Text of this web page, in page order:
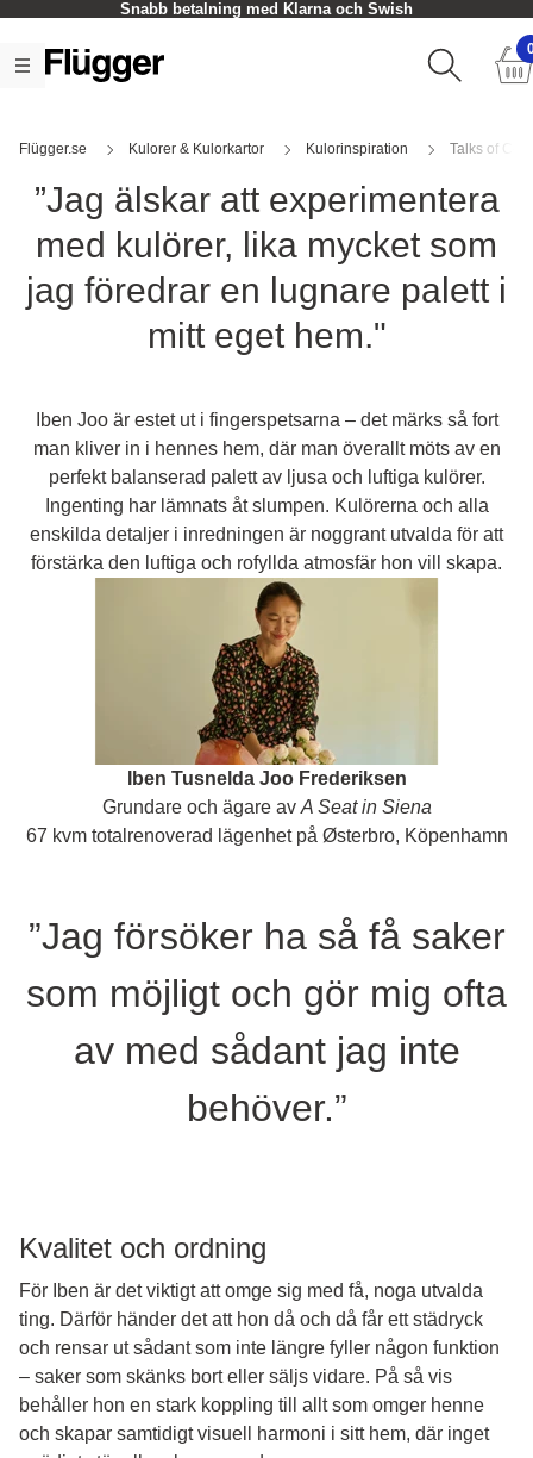
Snabb betalning med Klarna och Swish
Flügger.se Kulorer & Kulorkartor Kulorinspiration Talks of
”Jag älskar att experimentera
med kulörer, lika mycket som
jag föredrar en lugnare palett i
mitt eget hem."
Iben Joo är estet ut i fingerspetsarna – det märks så fort
man kliver in i hennes hem, där man överallt möts av en
perfekt balanserad palett av ljusa och luftiga kulörer.
Ingenting har lämnats åt slumpen. Kulörerna och alla
enskilda detaljer i inredningen är noggrant utvalda för att
förstärka den luftiga och rofyllda atmosfär hon vill skapa.
Iben Tusnelda Joo Frederiksen
Grundare och ägare av A Seat in Siena
67 kvm totalrenoverad lägenhet på Østerbro, Köpenhamn
”Jag försöker ha så få saker
som möjligt och gör mig ofta
av med sådant jag inte
behöver.”
Kvalitet och ordning
För Iben är det viktigt att omge sig med få, noga utvalda
ting. Därför händer det att hon då och då får ett städryck
och rensar ut sådant som inte längre fyller någon funktion
– saker som skänks bort eller säljs vidare. På så vis
behåller hon en stark koppling till allt som omger henne
och skapar samtidigt visuell harmoni i sitt hem, där inget